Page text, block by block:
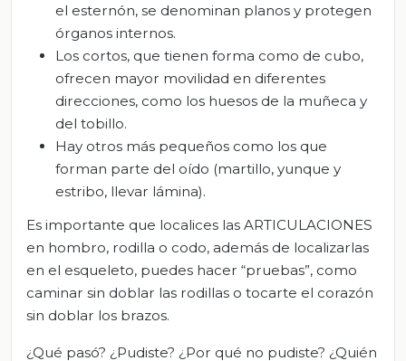
el esternón, se denominan planos y protegen
órganos internos.
Los cortos, que tienen forma como de cubo,
ofrecen mayor movilidad en diferentes
direcciones, como los huesos de la muñeca y
del tobillo.
Hay otros más pequeños como los que
forman parte del oído (martillo, yunque y
estribo, llevar lámina).
Es importante que localices las ARTICULACIONES
en hombro, rodilla o codo, además de localizarlas
en el esqueleto, puedes hacer “pruebas”, como
caminar sin doblar las rodillas o tocarte el corazón
sin doblar los brazos.
¿Qué pasó? ¿Pudiste? ¿Por qué no pudiste? ¿Quién